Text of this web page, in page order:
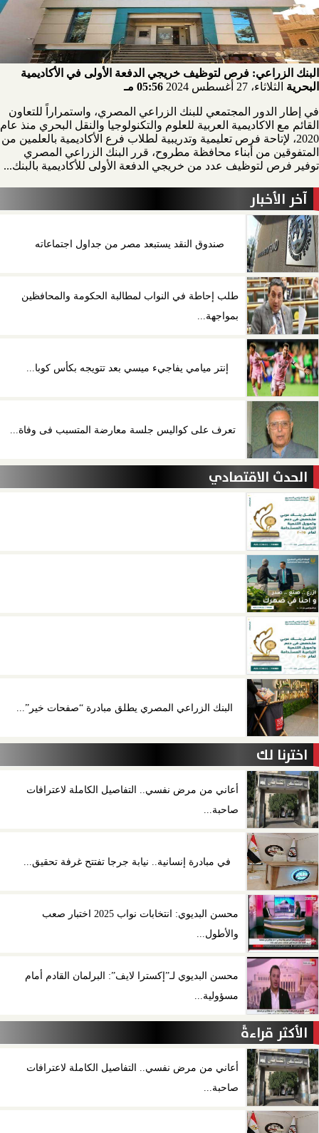
البنك الزراعي: فرص لتوظيف خريجي الدفعة الأولى في الأكاديمية
البحرية الثلاثاء، 27 أغسطس 2024 05:56 مـ
في إطار الدور المجتمعي للبنك الزراعي المصري، واستمراراً للتعاون
القائم مع الاكاديمية العربية للعلوم والتكنولوجيا والنقل البحري منذ عام
2020، لإتاحة فرص تعليمية وتدريبية لطلاب فرع الأكاديمية بالعلمين من
المتفوقين من أبناء محافظة مطروح، قرر البنك الزراعي المصري
توفير فرص لتوظيف عدد من خريجي الدفعة الأولى للأكاديمية بالبنك...
آخر الأخبار
صندوق النقد يستبعد مصر من جداول اجتماعاته
طلب إحاطة في النواب لمطالبة الحكومة والمحافظين
بمواجهة...
إنتر ميامي يفاجيء ميسي بعد تتويجه بكأس كوبا...
تعرف على كواليس جلسة معارضة المتسبب فى وفاة...
الحدث الاقتصادي
البنك الزراعي المصري يطلق مبادرة “صفحات خير”...
اخترنا لك
أعاني من مرض نفسي.. التفاصيل الكاملة لاعترافات
صاحبة...
في مبادرة إنسانية.. نيابة جرجا تفتتح غرفة تحقيق...
محسن البديوي: انتخابات نواب 2025 اختبار صعب
والأطول...
محسن البديوي لـ”إكسترا لايف”: البرلمان القادم أمام
مسؤولية...
الأكثر قراءةً
أعاني من مرض نفسي.. التفاصيل الكاملة لاعترافات
صاحبة...